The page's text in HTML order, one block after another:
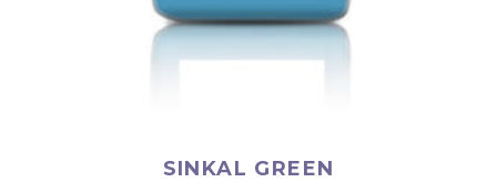
SINKAL GREEN